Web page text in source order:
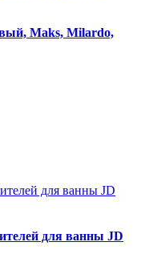
Maks, Milardo,
для ванны JD